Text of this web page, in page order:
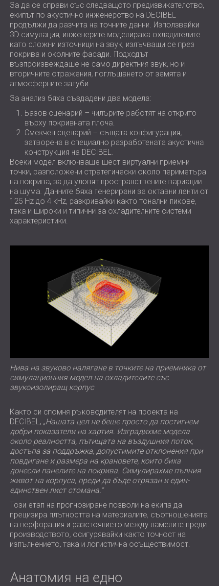
За да се справи със следващото предизвикателство,
екипът по акустично инженерство на DECIBEL
продължи да разчита на точните данни. Използвайки
3D симулация, инженерите моделираха охладителите
като сложни източници на звук, излъчващи се през
покрива и околните фасади. Подходът
възпроизвеждаше не само директния звук, но и
вторичните отражения, поглъщането от земята и
атмосферните загуби.
За анализ бяха създадени два модела:
Базов сценарий – чилърите работят на открито
върху покривната плоча.
Смекчен сценарий – същата конфигурация,
затворена в специално разработената акустична
конструкция на DECIBEL.
Всеки модел включваше шест виртуални приемни
точки, разположени стратегически около периметъра
на покрива, за да уловят пространствените вариации
на шума. Данните бяха генерирани за октавни ленти от
125 Hz до 4 kHz, разкривайки както тонални пикове,
така и широки и типични за охладителните системи
характеристики.
Нива на звуково налягане в точките на приемника от
симулационния модел на охладителите със
звукоизолиращ корпус
Както си спомня ръководителят на проекта на
DECIBEL, „Нашата цел не беше просто да постигнем
добри показатели на хартия. Изградихме модела
около реалността, пътищата на въздушния поток,
достъпа за поддръжка, допустимите отклонения при
повдигане и размера на крановете, които биха
донесли панелите на покрива. Симулирахме пълния
живот на корпуса, преди да бъде отрязан и един-
единствен лист стомана.“
Този етап на прогнозиране позволи на екипа да
прецизира плътността на материалите, съотношенията
на перфорация и разстоянието между ламелите преди
производството, осигурявайки както точност на
изпълнението, така и логистична осъществимост.
Анатомия на едно